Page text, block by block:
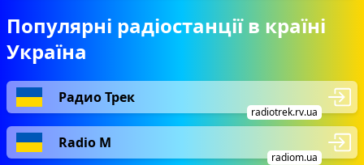
Популярні радіостанції в країні
Україна
Радио Трек
radiotrek.rv.ua
Radio М
radiom.ua